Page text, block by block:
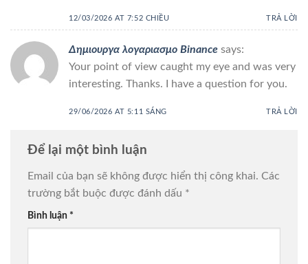
12/03/2026 AT 7:52 CHIỀU TRẢ LỜI
Δημιουργα λογαριασμο Binance says:
Your point of view caught my eye and was very
interesting. Thanks. I have a question for you.
29/06/2026 AT 5:11 SÁNG TRẢ LỜI
Để lại một bình luận
Email của bạn sẽ không được hiển thị công khai. Các
trường bắt buộc được đánh dấu *
Bình luận *